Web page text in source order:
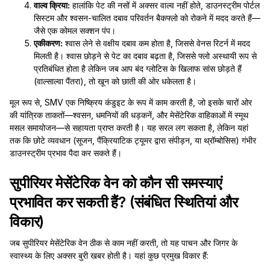
वाल्व क्रिया: हालांकि पेट की नसों में अक्सर वाल्व नहीं होते, डाउनस्ट्रीम पोर्टल
सिस्टम और श्वसन-चालित दबाव परिवर्तन बैकफ्लो को रोकने में मदद करते हैं—
जैसे एक कोमल सक्शन पंप।
एकीकरण: श्वास लेने से वक्षीय दबाव कम होता है, जिससे वेनस रिटर्न में मदद
मिलती है। श्वास छोड़ने से पेट का दबाव बढ़ता है, जिससे फ्लो अस्थायी रूप से
प्रतिबंधित होता है लेकिन जब आप बंद ग्लोटिस के खिलाफ सांस छोड़ते हैं
(वाल्साल्वा पैंतरा), तो खून को छाती की ओर धकेलता है।
मूल रूप से, SMV एक निष्क्रिय कंडुइट के रूप में काम करती है, जो इसके चारों ओर
की यांत्रिक ताकतों—श्वसन, धमनियों की धड़कनें, और मेसेंटेरिक वाहिकाओं में स्मूथ
मसल समायोजन—से सहायता प्राप्त करती है। यह सरल लग सकता है, लेकिन यहां
तक कि छोटे व्यवधान (सूजन, पैंक्रियाटिक ट्यूमर द्वारा संपीड़न, या थ्रॉम्बोसिस) गंभीर
डाउनस्ट्रीम प्रभाव पैदा कर सकते हैं।
सुपीरियर मेसेंटेरिक वेन को कौन सी समस्याएं
प्रभावित कर सकती हैं? (संबंधित स्थितियां और
विकार)
जब सुपीरियर मेसेंटेरिक वेन ठीक से काम नहीं करती, तो यह पाचन और जिगर के
स्वास्थ्य के लिए अक्सर बुरी खबर होती है। यहां कुछ प्रमुख विकार हैं: